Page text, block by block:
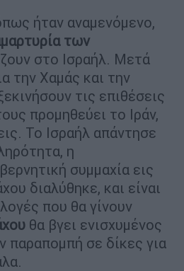
ήταν αναμενόμενο,
των
στο Ισραήλ. Μετά
την Χαμάς και την
τις επιθέσεις
προμηθεύει το Ιράν,
Το Ισραήλ απάντησε
η
συμμαχία εις
διαλύθηκε, και είναι
που θα γίνουν
θα βγει ενισχυμένος
παραπομπή σε δίκες για